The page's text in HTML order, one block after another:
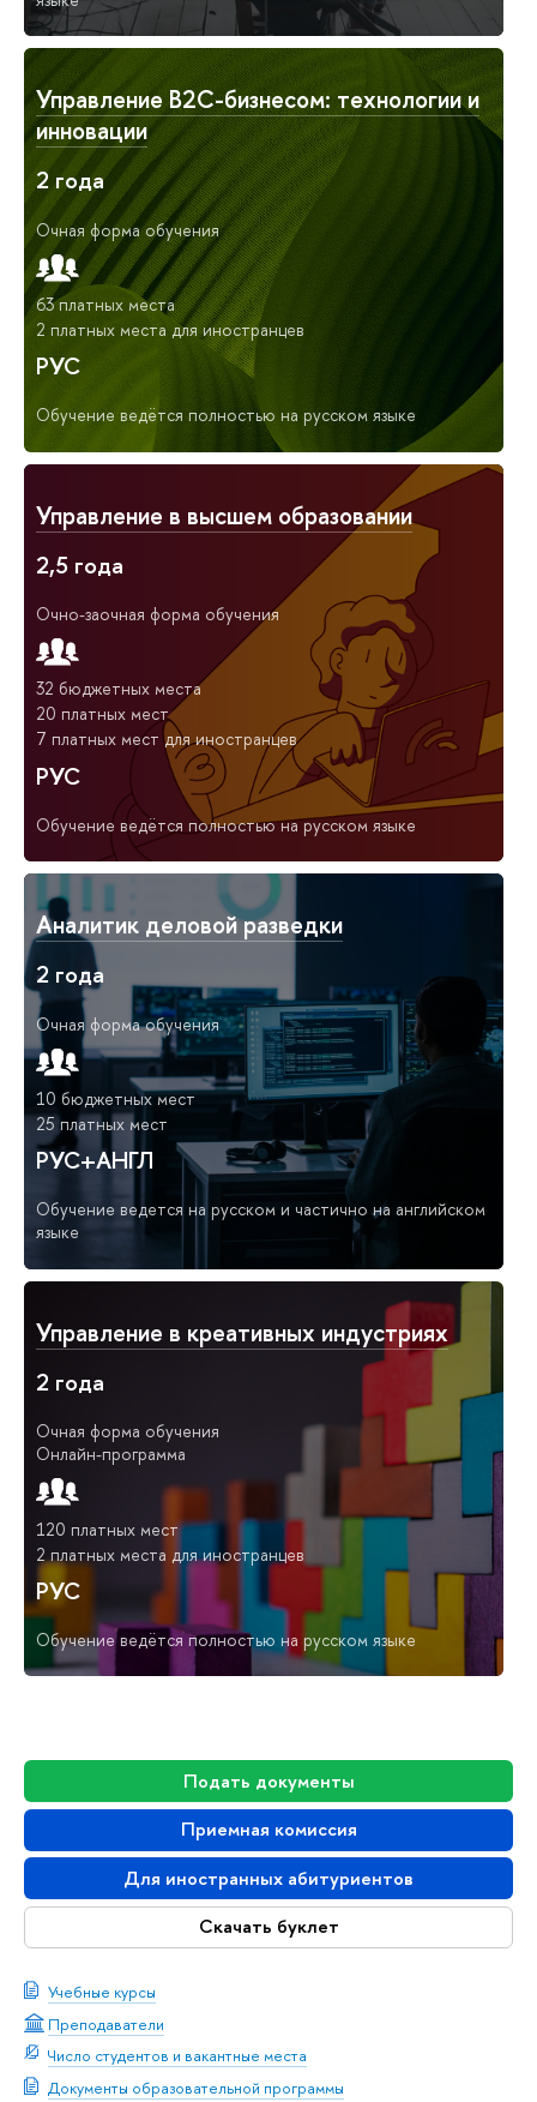
Подать документы
Приемная комиссия
Для иностранных абитуриентов
Скачать буклет
Учебные курсы
Преподаватели
Число студентов и вакантные места
Документы образовательной программы
Управление B2C-бизнесом: технологии и
инновации
2 года
Очная форма обучения
63 платных места
2 платных места для иностранцев
РУС
Обучение ведётся полностью на русском языке
Управление в высшем образовании
2,5 года
Очно-заочная форма обучения
32 бюджетных места
20 платных мест
7 платных мест для иностранцев
РУС
Обучение ведётся полностью на русском языке
Аналитик деловой разведки
2 года
Очная форма обучения
10 бюджетных мест
25 платных мест
РУС+АНГЛ
Обучение ведется на русском и частично на английском
языке
Управление в креативных индустриях
2 года
Очная форма обучения
Онлайн-программа
120 платных мест
2 платных места для иностранцев
РУС
Обучение ведётся полностью на русском языке